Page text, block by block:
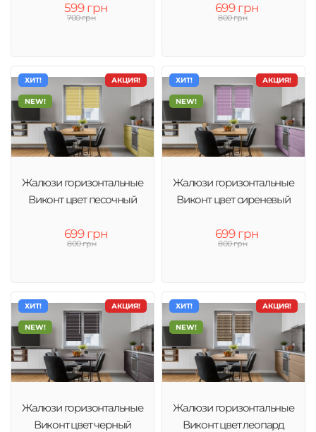
599 грн
700 грн
699 грн
800 грн
АКЦИЯ!
ХИТ!
NEW!
Жалюзи горизонтальные
Виконт цвет песочный
699 грн
800 грн
АКЦИЯ!
ХИТ!
NEW!
Жалюзи горизонтальные
Виконт цвет сиреневый
699 грн
800 грн
АКЦИЯ!
ХИТ!
NEW!
Жалюзи горизонтальные
Виконт цвет черный
АКЦИЯ!
ХИТ!
NEW!
Жалюзи горизонтальные
Виконт цвет леопард